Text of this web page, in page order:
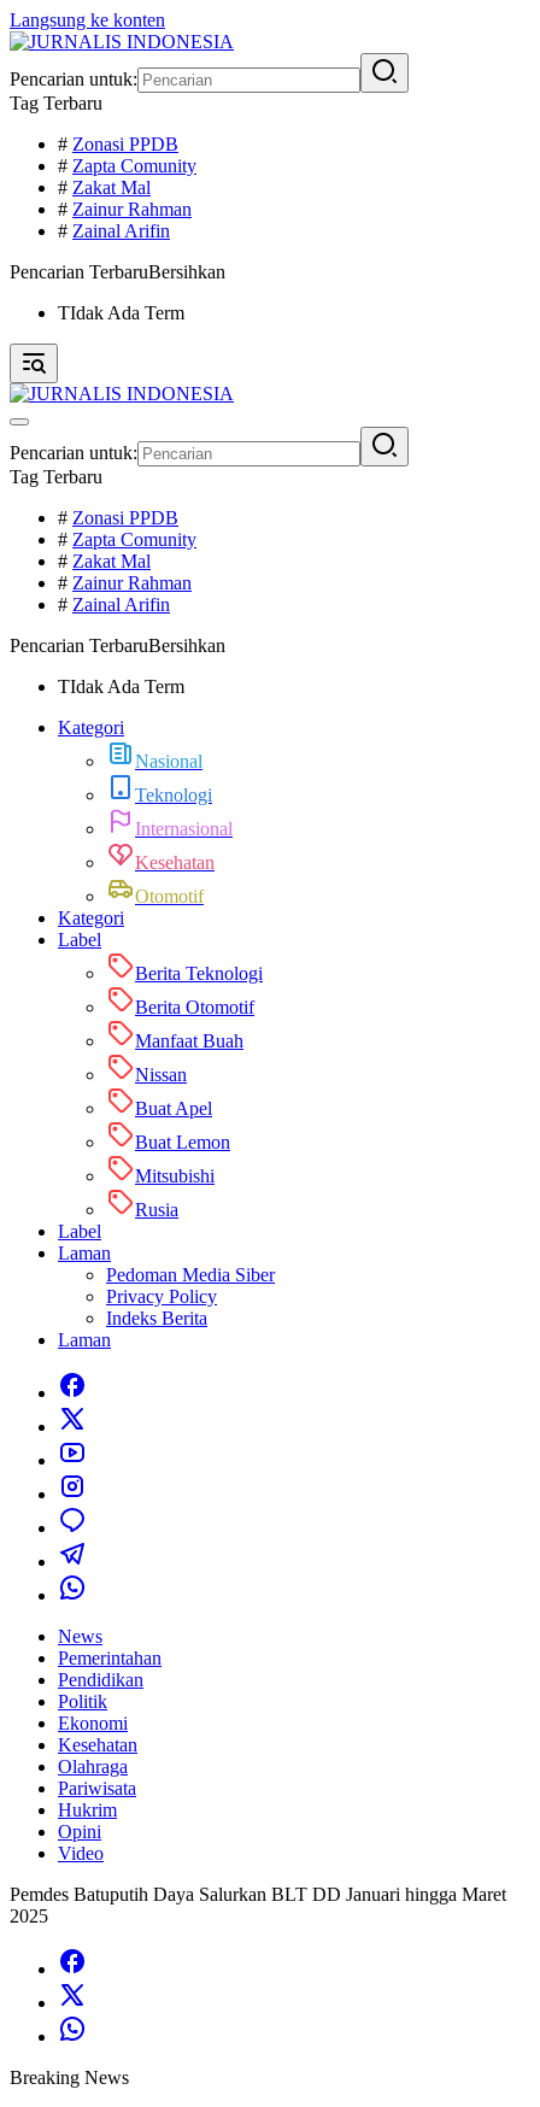
Langsung ke konten
Pencarian untuk:
Tag Terbaru
# Zonasi PPDB
# Zapta Comunity
# Zakat Mal
# Zainur Rahman
# Zainal Arifin
Pencarian TerbaruBersihkan
TIdak Ada Term
Pencarian untuk:
Tag Terbaru
# Zonasi PPDB
# Zapta Comunity
# Zakat Mal
# Zainur Rahman
# Zainal Arifin
Pencarian TerbaruBersihkan
TIdak Ada Term
Kategori
Nasional
Teknologi
Internasional
Kesehatan
Otomotif
Kategori
Label
Berita Teknologi
Berita Otomotif
Manfaat Buah
Nissan
Buat Apel
Buat Lemon
Mitsubishi
Rusia
Label
Laman
Pedoman Media Siber
Privacy Policy
Indeks Berita
Laman
News
Pemerintahan
Pendidikan
Politik
Ekonomi
Kesehatan
Olahraga
Pariwisata
Hukrim
Opini
Video
Pemdes Batuputih Daya Salurkan BLT DD Januari hingga Maret
2025
Breaking News